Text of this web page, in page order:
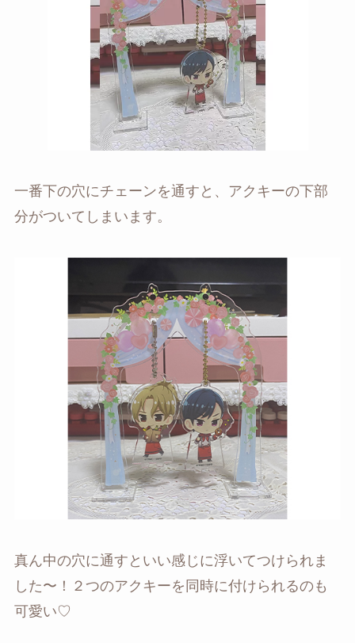
一番下の穴にチェーンを通すと、アクキーの下部
分がついてしまいます。
真ん中の穴に通すといい感じに浮いてつけられま
した〜！２つのアクキーを同時に付けられるのも
可愛い♡